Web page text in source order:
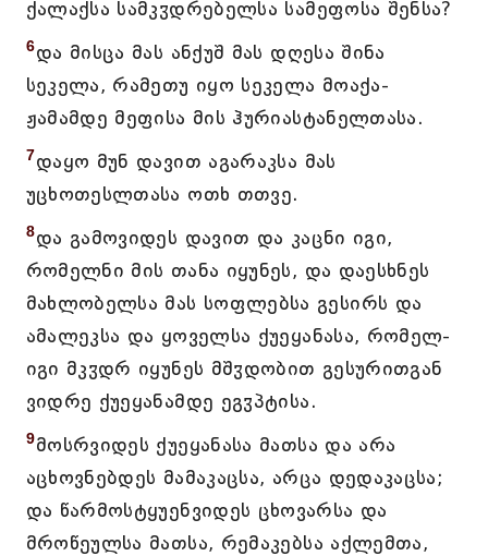
ქალაქსა სამკჳდრებელსა სამეფოსა შენსა?
6და მისცა მას ანქუშ მას დღესა შინა
სეკელა, რამეთუ იყო სეკელა მოაქა-
ჟამამდე მეფისა მის ჰურიასტანელთასა.
7დაყო მუნ დავით აგარაკსა მას
უცხოთესლთასა ოთხ თთვე.
8და გამოვიდეს დავით და კაცნი იგი,
რომელნი მის თანა იყუნეს, და დაესხნეს
მახლობელსა მას სოფლებსა გესირს და
ამალეკსა და ყოველსა ქუეყანასა, რომელ-
იგი მკჳდრ იყუნეს მშჳდობით გესურითგან
ვიდრე ქუეყანამდე ეგჳპტისა.
9მოსრვიდეს ქუეყანასა მათსა და არა
აცხოვნებდეს მამაკაცსა, არცა დედაკაცსა;
და წარმოსტყუენვიდეს ცხოვარსა და
მროწეულსა მათსა, რემაკებსა აქლემთა,